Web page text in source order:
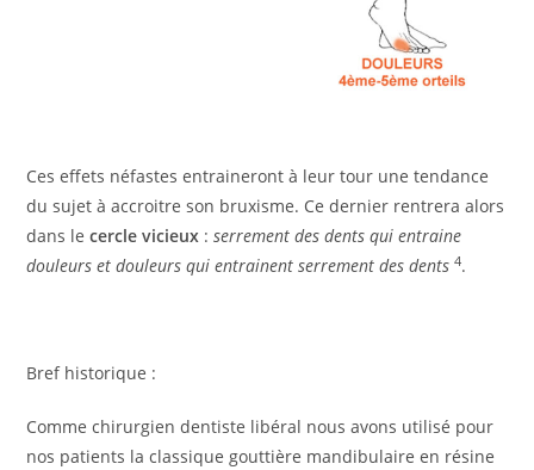
Ces effets néfastes entraineront à leur tour une tendance
du sujet à accroitre son bruxisme. Ce dernier rentrera alors
dans lecercle vicieux :serrement des dents qui entraine
douleurs et douleurs qui entrainent serrement des dents 4.
Bref historique :
Comme chirurgien dentiste libéral nous avons utilisé pour
nos patients la classique gouttière mandibulaire en résine